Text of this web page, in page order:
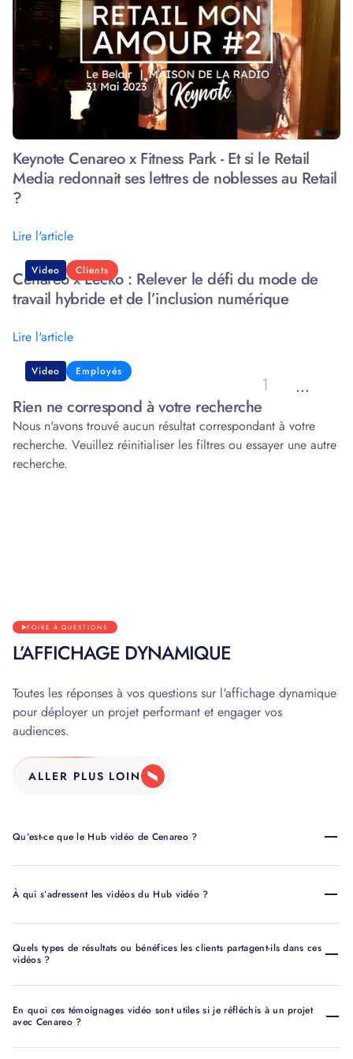
Keynote Cenareo x Fitness Park - Et si le Retail
Media redonnait ses lettres de noblesses au Retail
?
Lire l'article
Video Clients
Cenareo x Lecko : Relever le défi du mode de
travail hybride et de l’inclusion numérique
Lire l'article
Video Employés
1 ...
Rien ne correspond à votre recherche
Nous n'avons trouvé aucun résultat correspondant à votre
recherche. Veuillez réinitialiser les filtres ou essayer une autre
recherche.
FOIRE À QUESTIONS
L’AFFICHAGE DYNAMIQUE
Toutes les réponses à vos questions sur l'affichage dynamique
pour déployer un projet performant et engager vos
audiences.
ALLER PLUS LOIN
Qu’est-ce que le Hub vidéo de Cenareo ?
À qui s’adressent les vidéos du Hub vidéo ?
Quels types de résultats ou bénéfices les clients partagent-ils dans ces
vidéos ?
En quoi ces témoignages vidéo sont utiles si je réfléchis à un projet
avec Cenareo ?